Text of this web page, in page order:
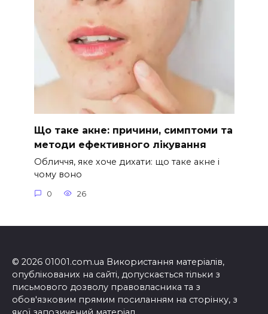
Що таке акне: причини, симптоми та
методи ефективного лікування
Обличчя, яке хоче дихати: що таке акне і
чому воно
0 26
© 2026 01001.com.ua Використання матеріалів,
опублікованих на сайті, допускається тільки з
письмового дозволу правовласника та з
обов'язковим прямим посиланням на сторінку, з